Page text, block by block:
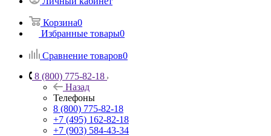
Корзина0
Избранные товары0
Сравнение товаров0
8 (800) 775-82-18
Назад
Телефоны
8 (800) 775-82-18
+7 (495) 162-82-18
+7 (903) 584-43-34